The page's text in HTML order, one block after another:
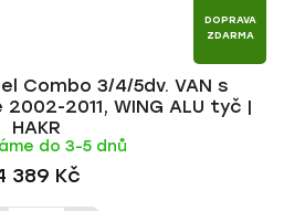
DOPRAVA
ZDARMA
Combo 3/4/5dv. VAN s
2011, WING ALU tyč |
HAKR
do 3-5 dnů
389 Kč